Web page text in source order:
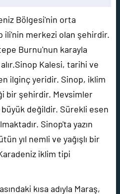
Bölgesi'nin orta
ili'nin merkezi olan şehirdir.
Burnu'nun karayla
Kalesi, tarihi ve
ilginç yeridir. Sinop, iklim
bir şehirdir. Mevsimler
büyük değildir. Sürekli esen
Sinop'ta yazın
yıl nemli ve yağışlı bir
iklim tipi
kısa adıyla Maraş,